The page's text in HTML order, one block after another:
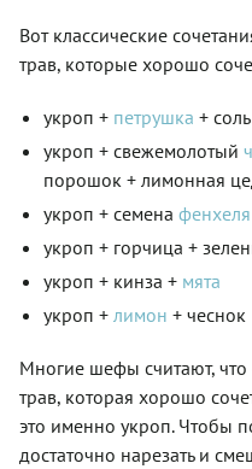
Вот классические
трав, которые хорошо
укроп + петрушка +
укроп + свежемолотый
порошок + лимонная
укроп + семена фенхеля
укроп + горчица +
укроп + кинза + мята
укроп + лимон + чеснок
Многие шефы считают,
трав, которая хорошо
это именно укроп. Чтобы
достаточно нарезать и